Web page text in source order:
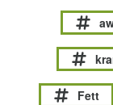
Fett